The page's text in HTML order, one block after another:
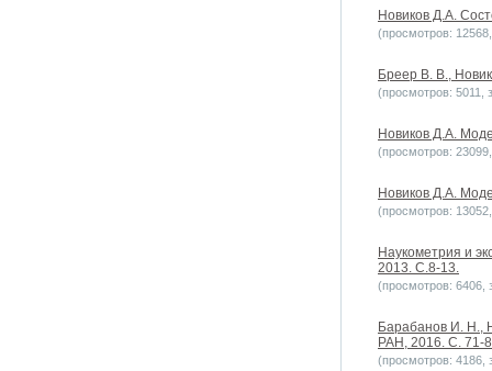
Новиков Д.А.
(просмотров:
Бреер В. В.,
(просмотров: 5011,
Новиков Д.А.
(просмотров:
Новиков Д.А.
(просмотров:
Наукометрия и
2013. С.8-13.
(просмотров: 6406,
Барабанов И. Н.,
РАН, 2016. С. 71-
(просмотров: 4186,